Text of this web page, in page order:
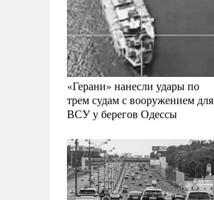
«Герани» нанесли удары по
трем судам с вооружением для
ВСУ у берегов Одессы